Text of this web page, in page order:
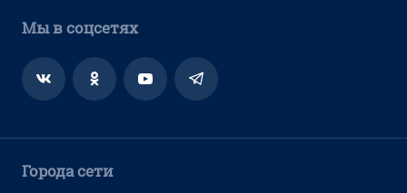
Мы в соцсетях
Города сети